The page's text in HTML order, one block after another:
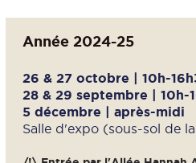
Année 2024-25
26 & 27 octobre | 10h-
28 & 29 septembre | 10h-
5 décembre | après-midi
Salle d'expo (sous-sol de